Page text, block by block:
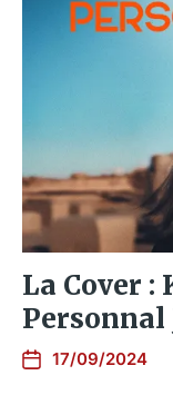
La Cover :
Personnal
17/09/2024